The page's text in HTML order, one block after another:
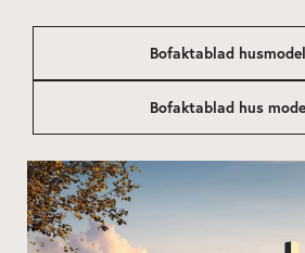
Bofaktablad
Bofaktablad hus